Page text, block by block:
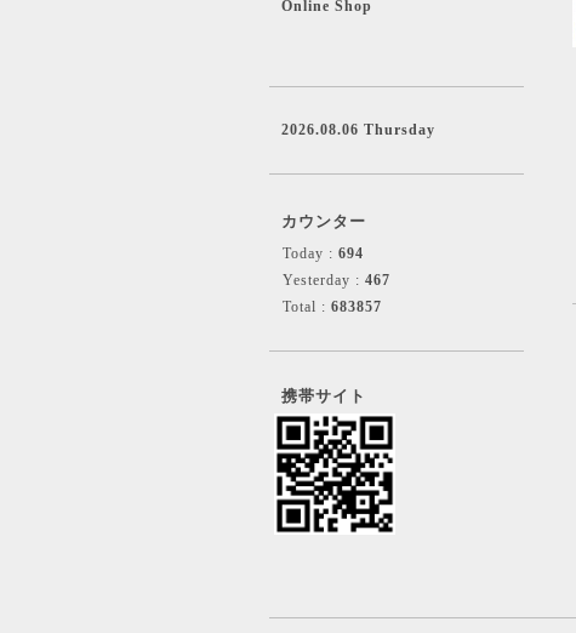
Online Shop
2026.08.06 Thursday
カウンター
Today : 694
Yesterday : 467
Total : 683857
携帯サイト